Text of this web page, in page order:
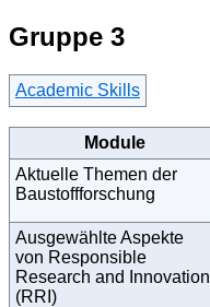
Gruppe 3
Academic Skills
Module
Aktuelle Themen der
Baustoffforschung
Ausgewählte Aspekte
von Responsible
Research and Innovation
(RRI)